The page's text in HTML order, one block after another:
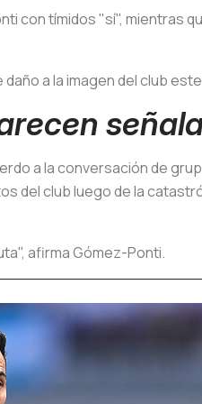
con tímidos "sí", mientras
a la imagen del club
a la conversación de
del club luego de la
afirma Gómez-Ponti.